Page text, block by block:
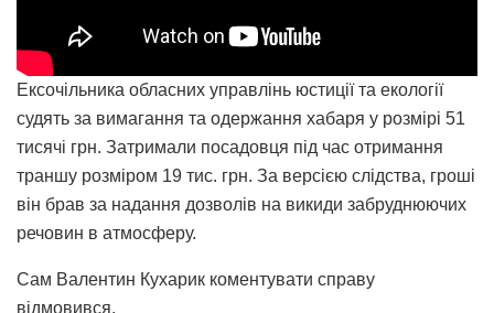
Ексочільника обласних управлінь юстиції та екології
судять за вимагання та одержання хабаря у розмірі 51
тисячі грн. Затримали посадовця під час отримання
траншу розміром 19 тис. грн. За версією слідства, гроші
він брав за надання дозволів на викиди забруднюючих
речовин в атмосферу.
Сам Валентин Кухарик коментувати справу
відмовився.